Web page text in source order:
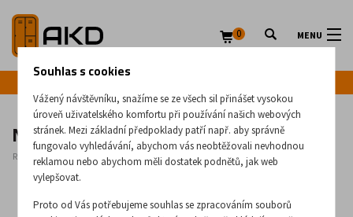
MENU
0
Nerezový regál GRZ 20/6/4
Rozměry: x 400 (mm)
Souhlas s cookies
Vážený návštěvníku, snažíme se ze všech sil přinášet vysokou
úroveň uživatelského komfortu při používání našich webových
stránek. Mezi základní předpoklady patří např. aby správně
fungovalo vyhledávání, abychom vás neobtěžovali nevhodnou
reklamou nebo abychom měli dostatek podnětů, jak web
vylepšovat.
Proto od Vás potřebujeme souhlas se zpracováním souborů